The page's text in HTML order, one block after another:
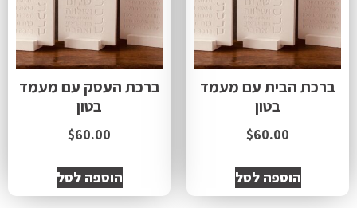
ברכת הבית עם מעמד
בטון
$60.00
הוספה לסל
ברכת העסק עם מעמד
בטון
$60.00
הוספה לסל